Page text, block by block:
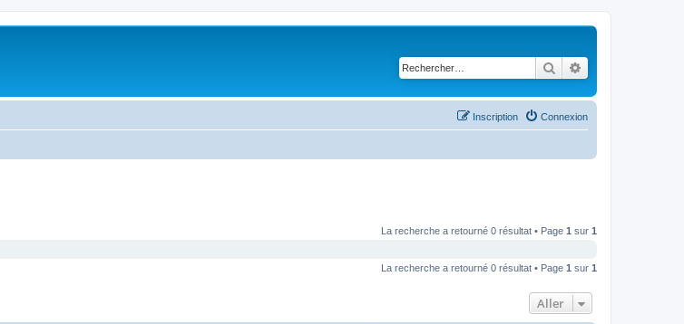
Rechercher
Connexion
Inscription
La recherche a retourné 0 résultat • Page 1 sur 1
La recherche a retourné 0 résultat • Page 1 sur 1
Aller